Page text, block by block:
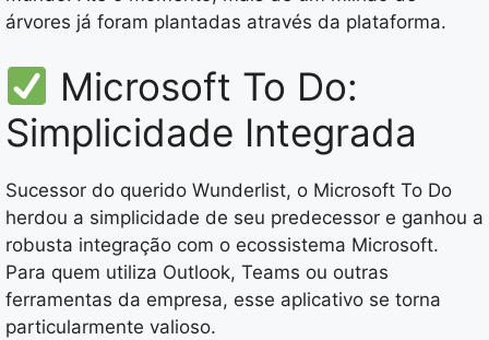
árvores já foram plantadas através da plataforma.
Microsoft To Do:
Simplicidade Integrada
Sucessor do querido Wunderlist, o Microsoft To Do
herdou a simplicidade de seu predecessor e ganhou a
robusta integração com o ecossistema Microsoft.
Para quem utiliza Outlook, Teams ou outras
ferramentas da empresa, esse aplicativo se torna
particularmente valioso.